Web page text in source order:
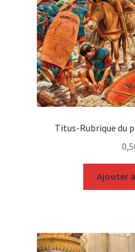
Titus-Rubrique du
Ajouter